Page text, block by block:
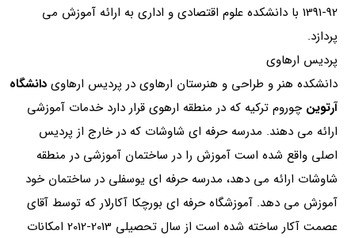
92-1391 با دانشکده علوم اقتصادی و اداری به ارائه آموزش می
پردازد.
پردیس ارهاوی
دانشکده هنر و طراحی و هنرستان ارهاوی در پردیس ارهاوی دانشگاه
آرتوین چوروم ترکیه که در منطقه ارهوی قرار دارد خدمات آموزشی
ارائه می دهند. مدرسه حرفه ای شاوشات که در خارج از پردیس
اصلی واقع شده است آموزش را در ساختمان آموزشی در منطقه
شاوشات ارائه می دهد، مدرسه حرفه ای یوسفلی در ساختمان خود
آموزش می دهد. آموزشگاه حرفه ای بورچکا آکارلار که توسط آقای
عصمت آکار ساخته شده است از سال تحصیلی 2013-2012 امکانات